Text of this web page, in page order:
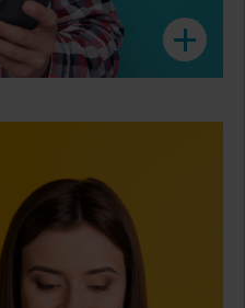
+
INTERESSEN
Sport? Reist Du gerne?
wie bei Millionen
Genauso individuell wie
Alltagsgewohnheiten.